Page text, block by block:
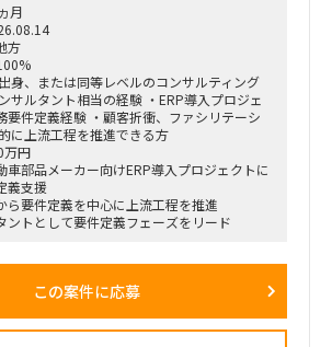
に対する定期的なレポーティングおよび直接
（壁打ち）への参画。
ープレ」「ダッシュボード」等の最先端ツ
、それを現場の営業員にどう使わせるか
までの定着化支援。
経験を持つクライアント（証券会社側）の
ッグを組み、現場のリアルな知見を取り込み
い設計を行います。
月
方
身、または同等レベルのコンサルティング
サルタント相当の経験 ・ERP導入プロジェ
要件定義経験 ・顧客折衝、ファシリテーシ
に上流工程を推進できる方
万円
車部品メーカー向けERP導入プロジェクトに
義支援
ら要件定義を中心に上流工程を推進
ントとして要件定義フェーズをリード
この案件に応募